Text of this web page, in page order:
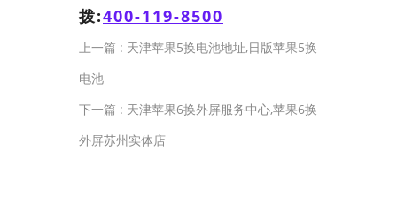
拨:400-119-8500
上一篇 : 天津苹果5换电池地址,日版苹果5换
电池
下一篇 : 天津苹果6换外屏服务中心,苹果6换
外屏苏州实体店